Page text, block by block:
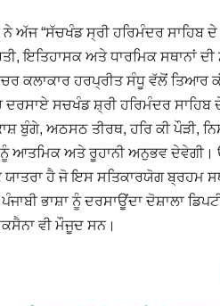
ਅੱਜ “ਸੱਚਖੰਡ ਸ੍ਰੀ ਹਰਿਮੰਦਰ ਸਾਹਿਬ
ਇਤਿਹਾਸਕ ਅਤੇ ਧਾਰਮਿਕ ਸਥਾਨਾਂ ਦੀ
ਕਲਾਕਾਰ ਹਰਪ੍ਰੀਤ ਸੰਧੂ ਵੱਲੋਂ ਤਿਆਰ
ਸਚਖੰਡ ਸ਼੍ਰੀ ਹਰਿਮੰਦਰ ਸਾਹਿਬ ਦੇ
ਬੁੰਗੇ, ਅਠਸਠ ਤੀਰਥ, ਹਰਿ ਕੀ ਪੌੜੀ,
ਆਤਮਿਕ ਅਤੇ ਰੂਹਾਨੀ ਅਨੁਭਵ ਦੇਵੇਗੀ।
ਹੈ ਜੋ ਇਸ ਸਤਿਕਾਰਯੋਗ ਬ੍ਰਹਮ
ਭਾਸ਼ਾ ਨੂੰ ਦਰਸਾਊਂਦਾ ਦੋਸ਼ਾਲਾ
ਵੀ ਮੌਜੂਦ ਸਨ।